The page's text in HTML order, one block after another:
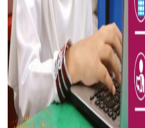
ভারতে ভয়াবহ সড়ক দুর্ঘটনা, নিহত ১৫